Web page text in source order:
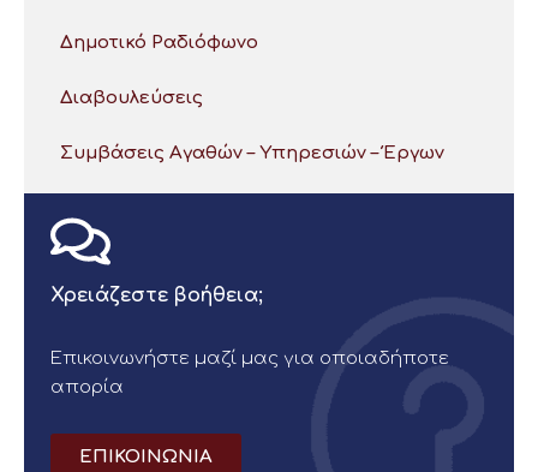
Δημοτικό Ραδιόφωνο
Διαβουλεύσεις
Συμβάσεις Αγαθών – Υπηρεσιών – Έργων
Χρειάζεστε βοήθεια;
Επικοινωνήστε μαζί μας για οποιαδήποτε
απορία
ΕΠΙΚΟΙΝΩΝΙΑ